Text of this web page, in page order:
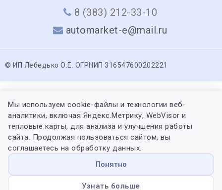
8 (383) 212-33-10
automarket-e@mail.ru
© ИП Лебедько О.Е. ОГРНИП 316547600202221
Мы используем cookie-файлы и технологии веб-
аналитики, включая Яндекс.Метрику, WebVisor и
тепловые карты, для анализа и улучшения работы
сайта. Продолжая пользоваться сайтом, вы
соглашаетесь на обработку данных.
Понятно
Узнать больше